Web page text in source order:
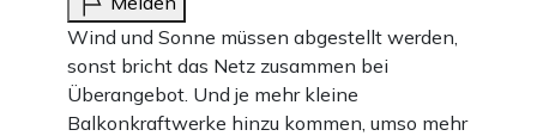
Wind und Sonne müssen abgestellt werden,
sonst bricht das Netz zusammen bei
Überangebot. Und je mehr kleine
Balkonkraftwerke hinzu kommen, umso mehr